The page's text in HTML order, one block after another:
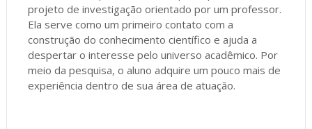
projeto de investigação orientado por um professor.
Ela serve como um primeiro contato com a
construção do conhecimento científico e ajuda a
despertar o interesse pelo universo acadêmico. Por
meio da pesquisa, o aluno adquire um pouco mais de
experiência dentro de sua área de atuação.